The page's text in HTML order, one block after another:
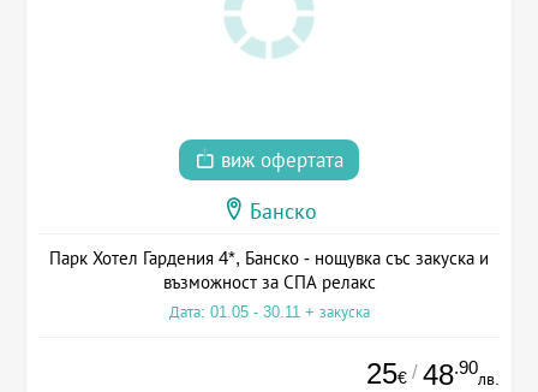
виж офертата
Банско
Парк Хотел Гардения 4*, Банско - нощувка със закуска и
възможност за СПА релакс
Дата: 01.05 - 30.11 + закуска
25€ / 48.90
лв.